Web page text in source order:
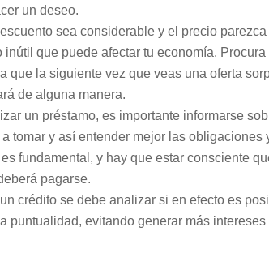
un deseo.
sea considerable y el precio
que puede afectar tu economía.
que la siguiente vez que veas una oferta
de alguna manera.
un préstamo, es importante informarse
tomar y así entender mejor las obligaciones
fundamental, y hay que estar consciente
pagarse.
crédito se debe analizar si en efecto es
puntualidad, evitando generar más